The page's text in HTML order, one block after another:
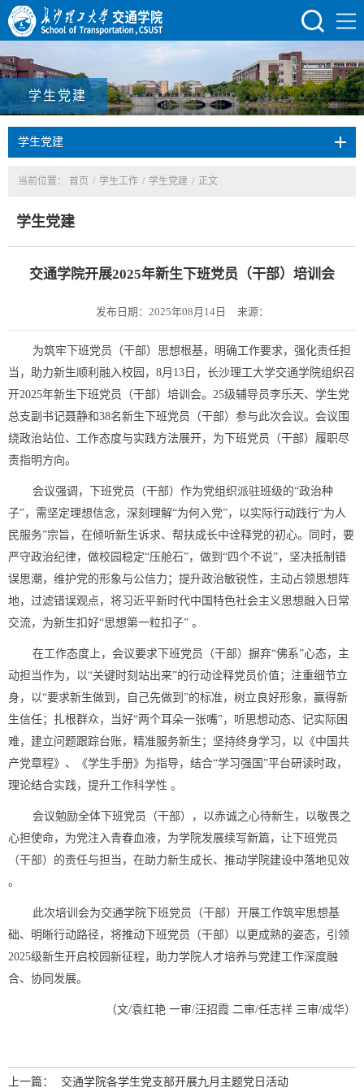
学生党建
学生党建
当前位置： 首页 / 学生工作 / 学生党建 / 正文
学生党建
交通学院开展2025年新生下班党员（干部）培训会
发布日期：2025年08月14日 来源：
为筑牢下班党员（干部）思想根基，明确工作要求，强化责任担
当，助力新生顺利融入校园，8月13日，长沙理工大学交通学院组织召
开2025年新生下班党员（干部）培训会。25级辅导员李乐天、学生党
总支副书记聂静和38名新生下班党员（干部）参与此次会议。会议围
绕政治站位、工作态度与实践方法展开，为下班党员（干部）履职尽
责指明方向。
会议强调，下班党员（干部）作为党组织派驻班级的“政治种
子”，需坚定理想信念，深刻理解“为何入党”，以实际行动践行“为人
民服务”宗旨，在倾听新生诉求、帮扶成长中诠释党的初心。同时，要
严守政治纪律，做校园稳定“压舱石”，做到“四个不说”，坚决抵制错
误思潮，维护党的形象与公信力；提升政治敏锐性，主动占领思想阵
地，过滤错误观点，将习近平新时代中国特色社会主义思想融入日常
交流，为新生扣好“思想第一粒扣子” 。
在工作态度上，会议要求下班党员（干部）摒弃“佛系”心态，主
动担当作为，以“关键时刻站出来”的行动诠释党员价值；注重细节立
身，以“要求新生做到，自己先做到”的标准，树立良好形象，赢得新
生信任；扎根群众，当好“两个耳朵一张嘴”，听思想动态、记实际困
难，建立问题跟踪台账，精准服务新生；坚持终身学习，以《中国共
产党章程》、《学生手册》为指导，结合“学习强国”平台研读时政，
理论结合实践，提升工作科学性 。
会议勉励全体下班党员（干部），以赤诚之心待新生，以敬畏之
心担使命，为党注入青春血液，为学院发展续写新篇，让下班党员
（干部）的责任与担当，在助力新生成长、推动学院建设中落地见效
。
此次培训会为交通学院下班党员（干部）开展工作筑牢思想基
础、明晰行动路径，将推动下班党员（干部）以更成熟的姿态，引领
2025级新生开启校园新征程，助力学院人才培养与党建工作深度融
合、协同发展。
（文/袁红艳 一审/汪招霞 二审/任志祥 三审/成华）
上一篇： 交通学院各学生党支部开展九月主题党日活动